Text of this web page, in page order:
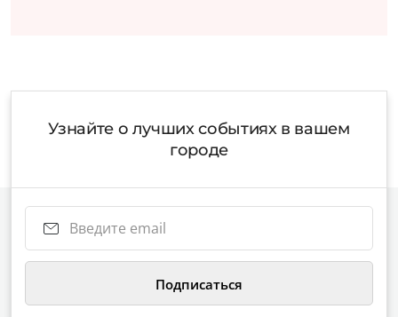
Узнайте о лучших событиях в вашем
городе